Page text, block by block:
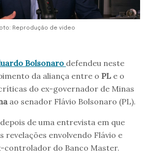
Reprodução de vídeo
Bolsonaro defendeu neste
da aliança entre o PL e o
do ex-governador de Minas
ao senador Flávio Bolsonaro (PL).
de uma entrevista em que
revelações envolvendo Flávio e
controlador do Banco Master.